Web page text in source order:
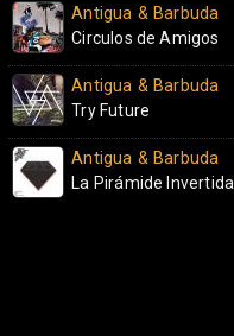
Antigua & Barbuda
Circulos de Amigos
Antigua & Barbuda
Try Future
Antigua & Barbuda
La Pirámide Invertida